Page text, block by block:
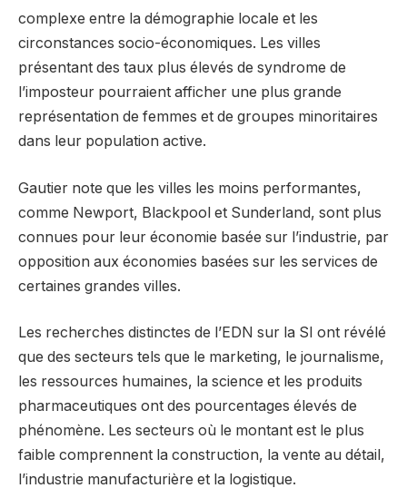
complexe entre la démographie locale et les
circonstances socio-économiques. Les villes
présentant des taux plus élevés de syndrome de
l’imposteur pourraient afficher une plus grande
représentation de femmes et de groupes minoritaires
dans leur population active.
Gautier note que les villes les moins performantes,
comme Newport, Blackpool et Sunderland, sont plus
connues pour leur économie basée sur l’industrie, par
opposition aux économies basées sur les services de
certaines grandes villes.
Les recherches distinctes de l’EDN sur la SI ont révélé
que des secteurs tels que le marketing, le journalisme,
les ressources humaines, la science et les produits
pharmaceutiques ont des pourcentages élevés de
phénomène. Les secteurs où le montant est le plus
faible comprennent la construction, la vente au détail,
l’industrie manufacturière et la logistique.